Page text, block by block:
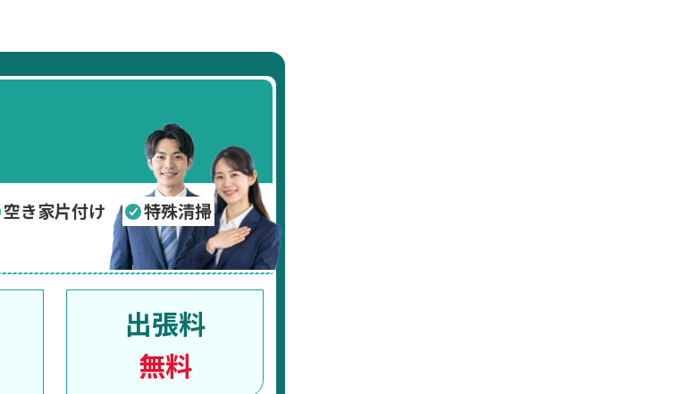
空き家片付け
特殊清掃
出張料
無料